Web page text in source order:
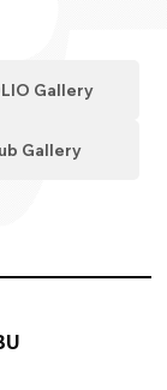
Gallery
Gallery